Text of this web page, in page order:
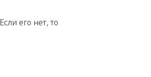
его нет, то